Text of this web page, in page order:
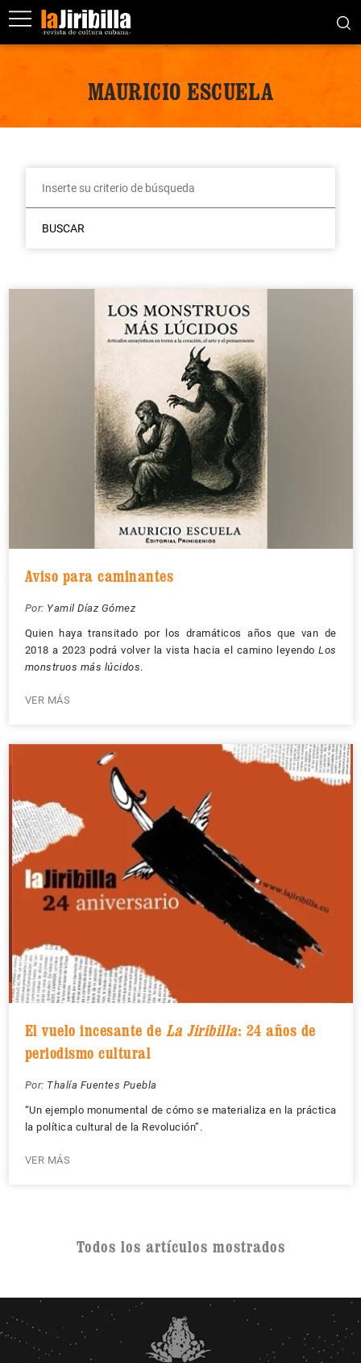
MAURICIO ESCUELA
BUSCAR
Aviso para caminantes
Por: Yamil Díaz Gómez
Quien haya transitado por los dramáticos años que van de
2018 a 2023 podrá volver la vista hacia el camino leyendo Los
monstruos más lúcidos.
VER MÁS
El vuelo incesante de La Jiribilla: 24 años de
periodismo cultural
Por: Thalía Fuentes Puebla
“Un ejemplo monumental de cómo se materializa en la práctica
la política cultural de la Revolución”.
VER MÁS
Todos los artículos mostrados